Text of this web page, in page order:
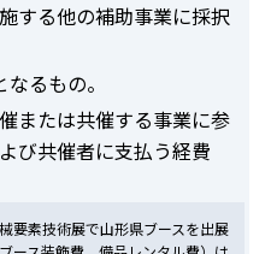
する他の補助事業に採択
るもの。
または共催する事業に参
び共催者に支払う経費
要素技術展で山形県ブースを出展